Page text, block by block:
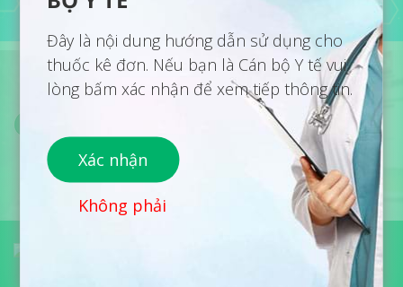
HOÓC MÔN NỘI TIẾT TỐ - RỐI
LOẠN CƯƠNG DƯƠNG
Đây là nội dung hướng dẫn sử dụng cho
thuốc kê đơn. Nếu bạn là Cán bộ Y tế vui
lòng bấm xác nhận để xem tiếp thông tin.
Xác nhận
Không phải